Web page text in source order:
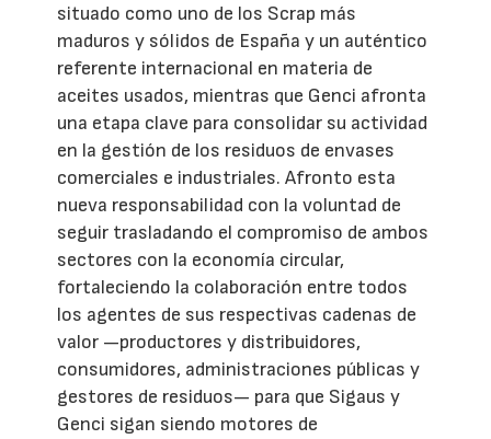
situado como uno de los Scrap más
maduros y sólidos de España y un auténtico
referente internacional en materia de
aceites usados, mientras que Genci afronta
una etapa clave para consolidar su actividad
en la gestión de los residuos de envases
comerciales e industriales. Afronto esta
nueva responsabilidad con la voluntad de
seguir trasladando el compromiso de ambos
sectores con la economía circular,
fortaleciendo la colaboración entre todos
los agentes de sus respectivas cadenas de
valor —productores y distribuidores,
consumidores, administraciones públicas y
gestores de residuos— para que Sigaus y
Genci sigan siendo motores de